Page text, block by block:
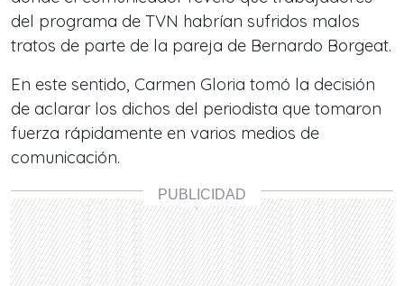
del programa de TVN habrían sufridos malos
tratos de parte de la pareja de Bernardo Borgeat.
En este sentido, Carmen Gloria tomó la decisión
de aclarar los dichos del periodista que tomaron
fuerza rápidamente en varios medios de
comunicación.